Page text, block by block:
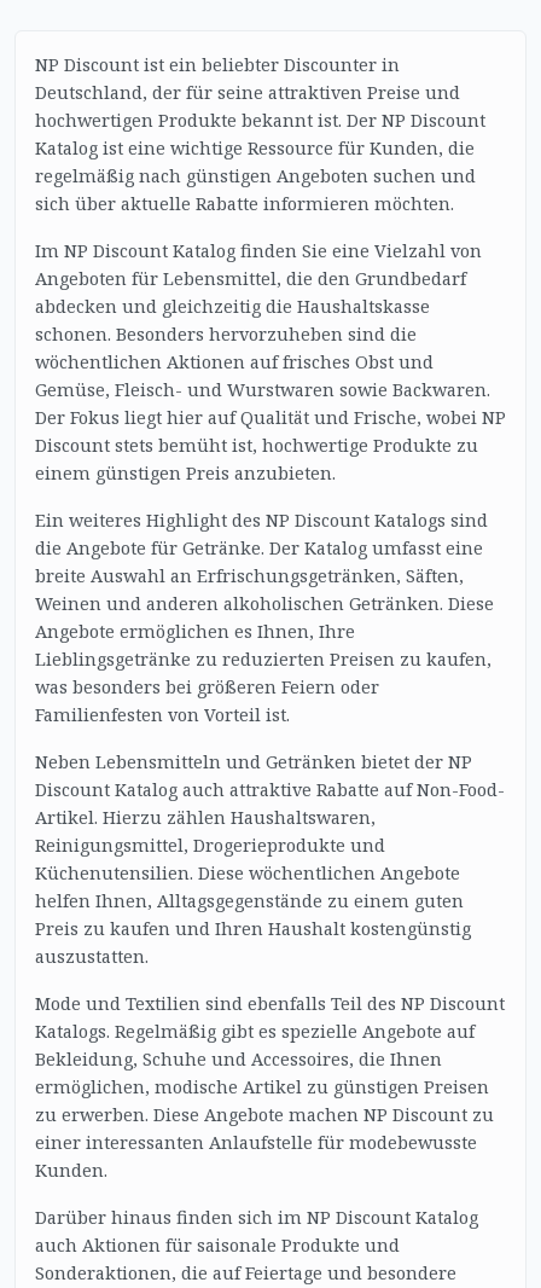
NP Discount ist ein beliebter Discounter in
Deutschland, der für seine attraktiven Preise und
hochwertigen Produkte bekannt ist. Der NP Discount
Katalog ist eine wichtige Ressource für Kunden, die
regelmäßig nach günstigen Angeboten suchen und
sich über aktuelle Rabatte informieren möchten.
Im NP Discount Katalog finden Sie eine Vielzahl von
Angeboten für Lebensmittel, die den Grundbedarf
abdecken und gleichzeitig die Haushaltskasse
schonen. Besonders hervorzuheben sind die
wöchentlichen Aktionen auf frisches Obst und
Gemüse, Fleisch- und Wurstwaren sowie Backwaren.
Der Fokus liegt hier auf Qualität und Frische, wobei NP
Discount stets bemüht ist, hochwertige Produkte zu
einem günstigen Preis anzubieten.
Ein weiteres Highlight des NP Discount Katalogs sind
die Angebote für Getränke. Der Katalog umfasst eine
breite Auswahl an Erfrischungsgetränken, Säften,
Weinen und anderen alkoholischen Getränken. Diese
Angebote ermöglichen es Ihnen, Ihre
Lieblingsgetränke zu reduzierten Preisen zu kaufen,
was besonders bei größeren Feiern oder
Familienfesten von Vorteil ist.
Neben Lebensmitteln und Getränken bietet der NP
Discount Katalog auch attraktive Rabatte auf Non-Food-
Artikel. Hierzu zählen Haushaltswaren,
Reinigungsmittel, Drogerieprodukte und
Küchenutensilien. Diese wöchentlichen Angebote
helfen Ihnen, Alltagsgegenstände zu einem guten
Preis zu kaufen und Ihren Haushalt kostengünstig
auszustatten.
Mode und Textilien sind ebenfalls Teil des NP Discount
Katalogs. Regelmäßig gibt es spezielle Angebote auf
Bekleidung, Schuhe und Accessoires, die Ihnen
ermöglichen, modische Artikel zu günstigen Preisen
zu erwerben. Diese Angebote machen NP Discount zu
einer interessanten Anlaufstelle für modebewusste
Kunden.
Darüber hinaus finden sich im NP Discount Katalog
auch Aktionen für saisonale Produkte und
Sonderaktionen, die auf Feiertage und besondere